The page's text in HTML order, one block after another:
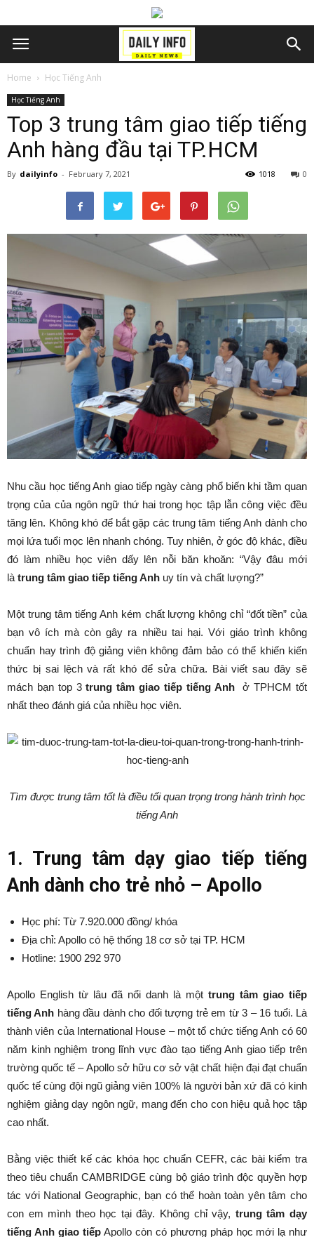
Home Học Tiếng Anh
Học Tiếng Anh
Top 3 trung tâm giao tiếp tiếng
Anh hàng đầu tại TP.HCM
By dailyinfo - February 7, 2021 0
1018
Nhu cầu học tiếng Anh giao tiếp ngày càng phổ biến khi tầm quan
trọng của của ngôn ngữ thứ hai trong học tập lẫn công việc đều
tăng lên. Không khó để bắt gặp các trung tâm tiếng Anh dành cho
mọi lứa tuổi mọc lên nhanh chóng. Tuy nhiên, ở góc độ khác, điều
đó làm nhiều học viên dấy lên nỗi băn khoăn: “Vậy đâu mới
là trung tâm giao tiếp tiếng Anh uy tín và chất lượng?”
Một trung tâm tiếng Anh kém chất lượng không chỉ “đốt tiền” của
bạn vô ích mà còn gây ra nhiều tai hại. Với giáo trình không
chuẩn hay trình độ giảng viên không đảm bảo có thể khiến kiến
thức bị sai lệch và rất khó để sửa chữa. Bài viết sau đây sẽ
mách bạn top 3trung tâm giao tiếp tiếng Anh
ở TPHCM tốt
nhất theo đánh giá của nhiều học viên.
Tìm được trung tâm tốt là điều tối quan trọng trong hành trình học
tiếng Anh
1. Trung tâm dạy giao tiếp tiếng
Anh dành cho trẻ nhỏ – Apollo
Học phí: Từ 7.920.000 đồng/ khóa
Địa chỉ: Apollo có hệ thống 18 cơ sở tại TP. HCM
Hotline: 1900 292 970
Apollo English từ lâu đã nổi danh là một trung tâm giao tiếp
tiếng Anh hàng đầu dành cho đối tượng trẻ em từ 3 – 16 tuổi. Là
thành viên của International House – một tổ chức tiếng Anh có 60
năm kinh nghiệm trong lĩnh vực đào tạo tiếng Anh giao tiếp trên
trường quốc tế – Apollo sở hữu cơ sở vật chất hiện đại đạt chuẩn
quốc tế cùng đội ngũ giảng viên 100% là người bản xứ đã có kinh
nghiệm giảng dạy ngôn ngữ, mang đến cho con hiệu quả học tập
cao nhất.
Bằng việc thiết kế các khóa học chuẩn CEFR, các bài kiểm tra
theo tiêu chuẩn CAMBRIDGE cùng bộ giáo trình độc quyền hợp
tác với National Geographic, bạn có thể hoàn toàn yên tâm cho
con em mình theo học tại đây. Không chỉ vậy, trung tâm dạy
tiếng Anh giao tiếpApollo còn có phương pháp học mới lạ như